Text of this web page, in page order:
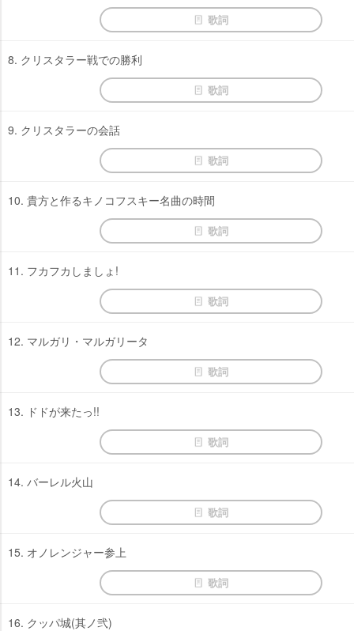
歌詞
8. クリスタラー戦での勝利
歌詞
9. クリスタラーの会話
歌詞
10. 貴方と作るキノコフスキー名曲の時間
歌詞
11. フカフカしましょ!
歌詞
12. マルガリ・マルガリータ
歌詞
13. ドドが来たっ!!
歌詞
14. バーレル火山
歌詞
15. オノレンジャー参上
歌詞
16. クッパ城(其ノ弐)